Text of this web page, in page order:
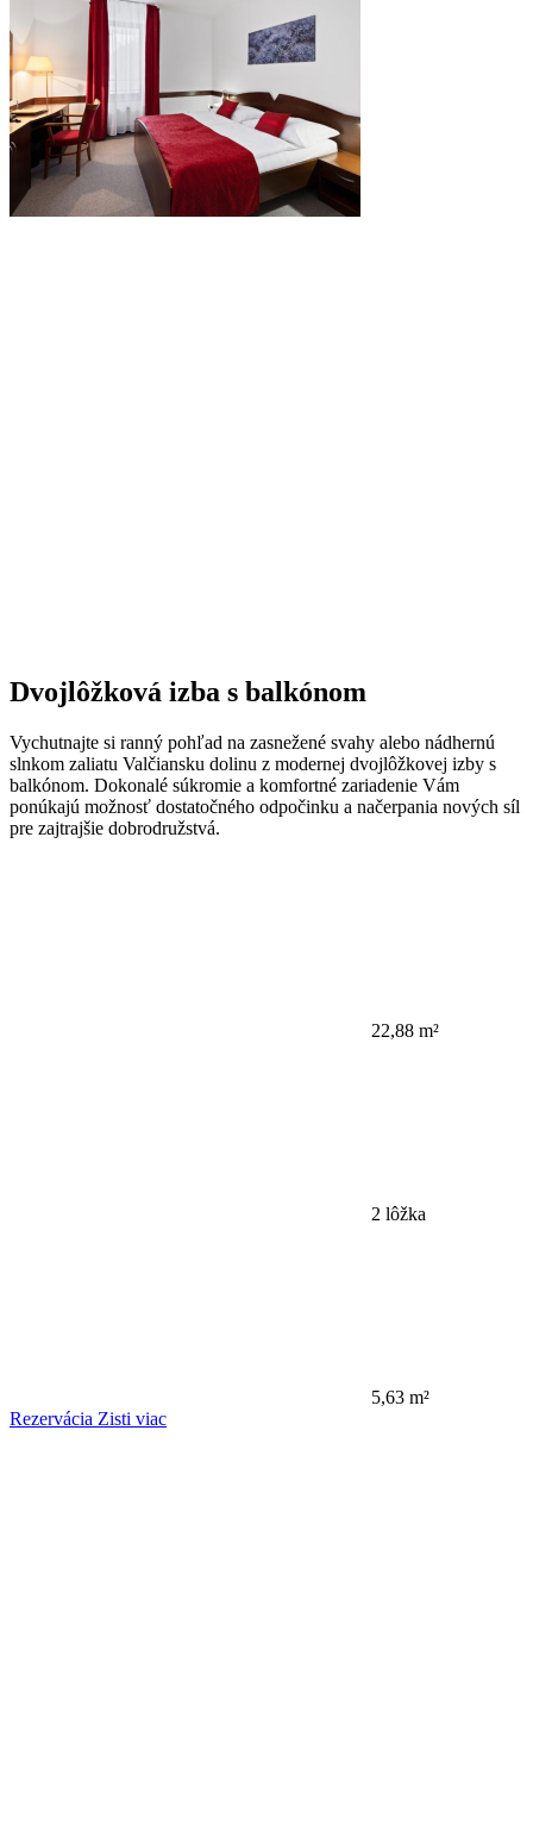
Dvojlôžková izba s balkónom
Vychutnajte si ranný pohľad na zasnežené svahy alebo nádhernú
slnkom zaliatu Valčiansku dolinu z modernej dvojlôžkovej izby s
balkónom. Dokonalé súkromie a komfortné zariadenie Vám
ponúkajú možnosť dostatočného odpočinku a načerpania nových síl
pre zajtrajšie dobrodružstvá.
22,88 m²
2 lôžka
5,63 m²
Rezervácia Zisti viac